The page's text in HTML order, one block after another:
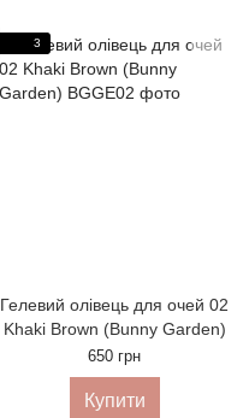
3
Гелевий олівець для очей 02
Khaki Brown (Bunny Garden)
650 грн
Купити